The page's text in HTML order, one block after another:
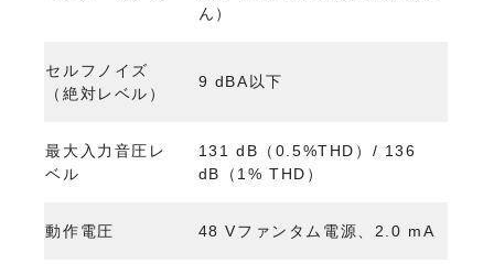
ん）
セルフノイズ
（絶対レベル）
9 dBA以下
最大入力音圧レ
ベル
131 dB（0.5%THD）/ 136
dB（1% THD）
動作電圧 48 Vファンタム電源、2.0 mA